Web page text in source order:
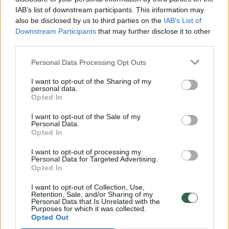
IAB’s list of downstream participants. This information may
also be disclosed by us to third parties on the IAB’s List of
Downstream Participants that may further disclose it to other
Personal Data Processing Opt Outs
I want to opt-out of the Sharing of my
personal data.
Opted In
I want to opt-out of the Sale of my
Personal Data.
Opted In
I want to opt-out of processing my
Personal Data for Targeted Advertising.
Opted In
I want to opt-out of Collection, Use,
Retention, Sale, and/or Sharing of my
Personal Data that Is Unrelated with the
Purposes for which it was collected.
Opted Out
00:00:30
Vaizdai iš tragiškos avarijos Vilniaus r.: dviejų moterų ir
vaiko gyvybių išgelbėti nepavyko
Savaitės vidurys nusimato karštas: temperatūra kils iki
32 laipsnių šilumos
Ukrainos politikoje: jis yra neteisus
Laidos | Nauja diena
00:00:57
Sinoptikai atsakė, kokiais orais užbaigsime darbo
savaitę: karščiai atsitrauks